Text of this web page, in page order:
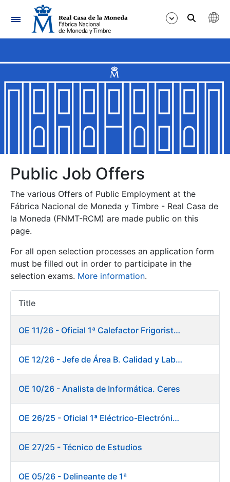
Navigation
Show/Hide
Show/Hide
Show/Hide
Show/Hide
Show/Hide
Show/Hide
Show/Hide
Public Job Offers
The various Offers of Public Employment at the
Fábrica Nacional de Moneda y Timbre - Real Casa de
la Moneda (FNMT-RCM) are made public on this
page.
For all open selection processes an application form
must be filled out in order to participate in the
selection exams. More information.
Title
Item
OE 11/26 - Oficial 1ª Calefactor Frigorista. Fábrica de Papel
OE 12/26 - Jefe de Área B. Calidad y Laboratorio
OE 10/26 - Analista de Informática. Ceres
OE 26/25 - Oficial 1ª Eléctrico-Electrónico. Fábrica de Papel
OE 27/25 - Técnico de Estudios
OE 05/26 - Delineante de 1ª